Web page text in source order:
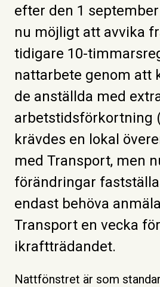
efter den 1
nu möjligt att avvika
tidigare 10-
nattarbete genom att
de anställda med
arbetstidsförkortning
krävdes en lokal
med Transport, men
förändringar
endast behöva
Transport en vecka
ikraftträdandet.
Nattfönstret är som